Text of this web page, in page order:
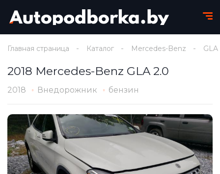
Главная страница Каталог Mercedes-Benz GLA
2018 Mercedes-Benz GLA 2.0
2018 Внедорожник бензин